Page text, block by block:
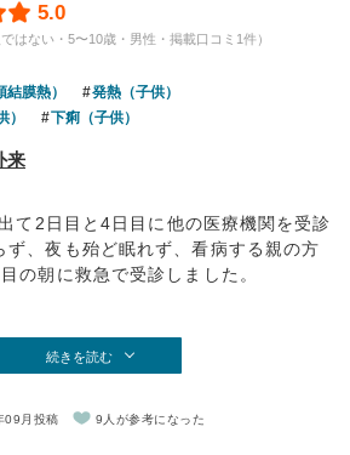
5.0
はない・5〜10歳・男性・掲載口コミ1件）
膜熱）
発熱（子供）
下痢（子供）
来
て2日目と4日目に他の医療機関を受診
ず、夜も殆ど眠れず、看病する親の方
の朝に救急で受診しました。
続きを読む
09月投稿 9人が参考になった